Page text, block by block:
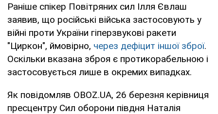
Раніше спікер Повітряних сил Ілля Євлаш
заявив, що російські війська застосовують у
війні проти України гіперзвукові ракети
"Циркон", ймовірно, через дефіцит іншої зброї.
Оскільки вказана зброя є протикорабельною і
застосовується лише в окремих випадках.
Як повідомляв OBOZ.UA, 26 березня керівниця
пресцентру Сил оборони півдня Наталія